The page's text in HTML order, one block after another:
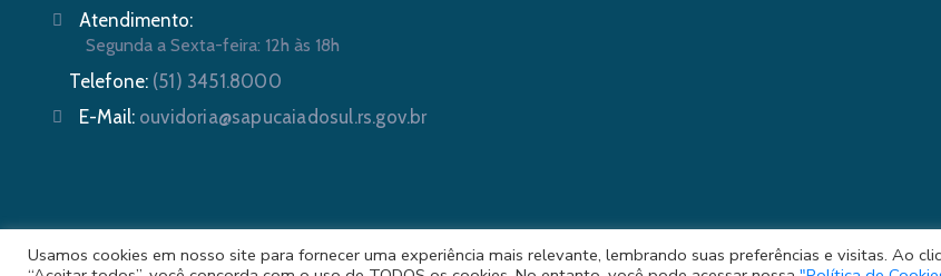
Atendimento:
Segunda a Sexta-feira: 12h às 18h
Telefone: (51) 3451.8000
E-Mail: ouvidoria@sapucaiadosul.rs.gov.br
Prefeitura Municipal de Sapucaia do Sul/RS . Todos os
Usamos cookies em nosso site para fornecer uma experiência mais relevante, lembrando suas preferências e visitas. Ao